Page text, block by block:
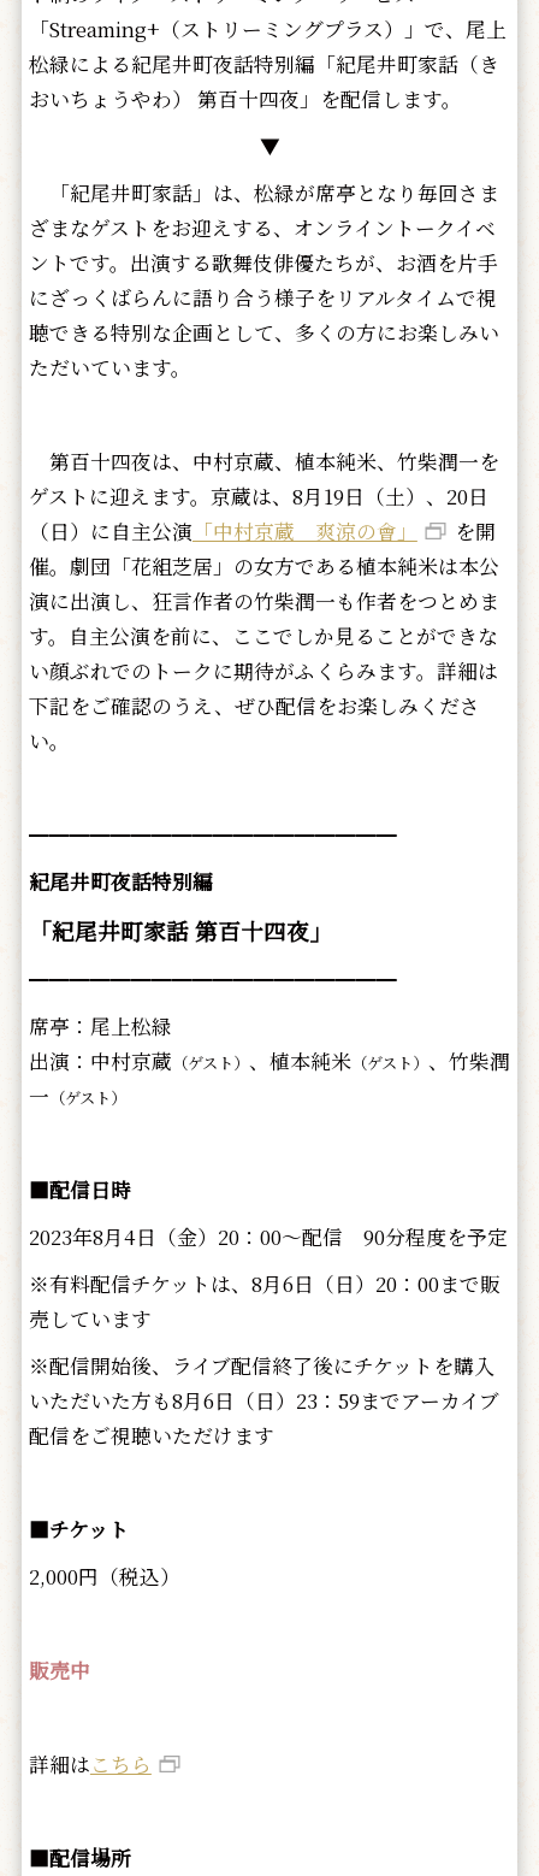
「Streaming+（ストリーミングプラス）」で、尾上
松緑による紀尾井町夜話特別編「紀尾井町家話（き
おいちょうやわ） 第百十四夜」を配信します。
▼
「紀尾井町家話」は、松緑が席亭となり毎回さま
ざまなゲストをお迎えする、オンライントークイベ
ントです。出演する歌舞伎俳優たちが、お酒を片手
にざっくばらんに語り合う様子をリアルタイムで視
聴できる特別な企画として、多くの方にお楽しみい
ただいています。
第百十四夜は、中村京蔵、植本純米、竹柴潤一を
ゲストに迎えます。京蔵は、8月19日（土）、20日
（日）に自主公演 「中村京蔵 爽涼の會」
を開
催。劇団「花組芝居」の女方である植本純米は本公
演に出演し、狂言作者の竹柴潤一も作者をつとめま
す。自主公演を前に、ここでしか見ることができな
い顔ぶれでのトークに期待がふくらみます。詳細は
下記をご確認のうえ、ぜひ配信をお楽しみくださ
い。
━━━━━━━━━━━━━━━━━━
紀尾井町夜話特別編
「紀尾井町家話 第百十四夜」
━━━━━━━━━━━━━━━━━━
席亭：尾上松緑
出演：中村京蔵 （ゲスト） 、植本純米（ゲスト） 、竹柴潤
一 （ゲスト）
■配信日時
2023年8月4日（金）20：00～配信 90分程度を予定
※有料配信チケットは、8月6日（日）20：00まで販
売しています
※配信開始後、ライブ配信終了後にチケットを購入
いただいた方も8月6日（日）23：59までアーカイブ
配信をご視聴いただけます
■チケット
2,000円（税込）
販売中
詳細はこちら
■配信場所